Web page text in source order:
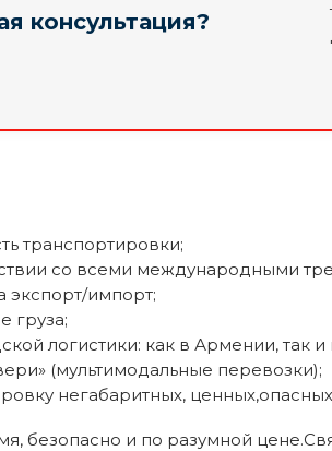
консультация?
транспортировки;
со всеми международными
импорт;
груза;
логистики: как в Армении, так и
(мультимодальные перевозки);
негабаритных,
безопасно и по разумной